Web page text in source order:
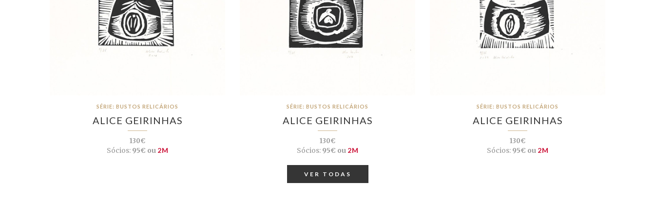
SÉRIE: BUSTOS RELICÁRIOS
ALICE GEIRINHAS
130€
Sócios:95€ ou 2M
SÉRIE: BUSTOS RELICÁRIOS
ALICE GEIRINHAS
130€
Sócios:95€ ou 2M
SÉRIE: BUSTOS RELICÁRIOS
ALICE GEIRINHAS
130€
Sócios:95€ ou 2M
VER TODAS